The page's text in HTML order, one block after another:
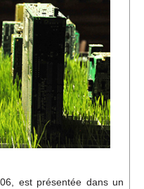
est présentée dans un